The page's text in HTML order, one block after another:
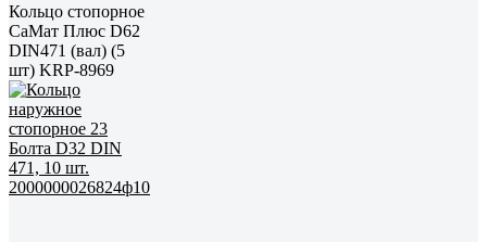
Кольцо стопорное
СаМат Плюс D62
DIN471 (вал) (5
шт) KRP-8969